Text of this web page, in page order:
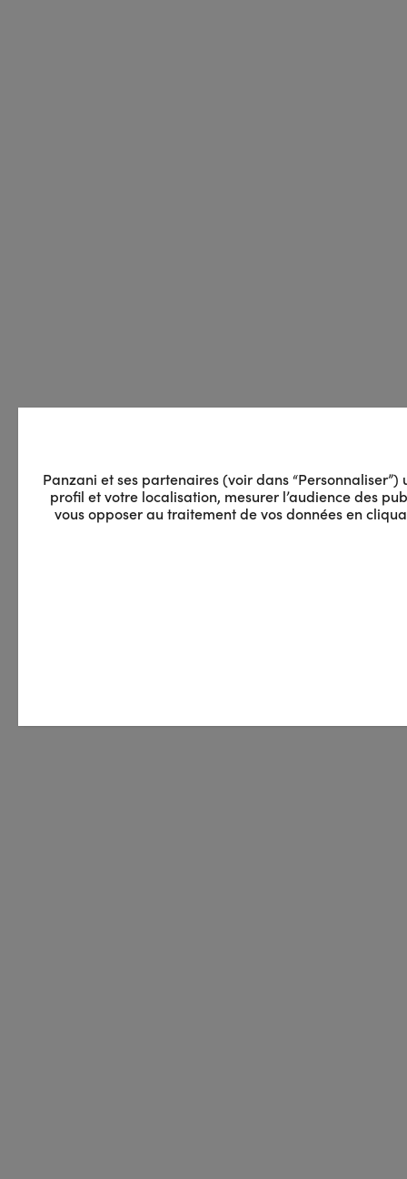
Panzani et ses partenaires (voir dans
profil et votre localisation, mesurer l’audience des
vous opposer au traitement de vos données en